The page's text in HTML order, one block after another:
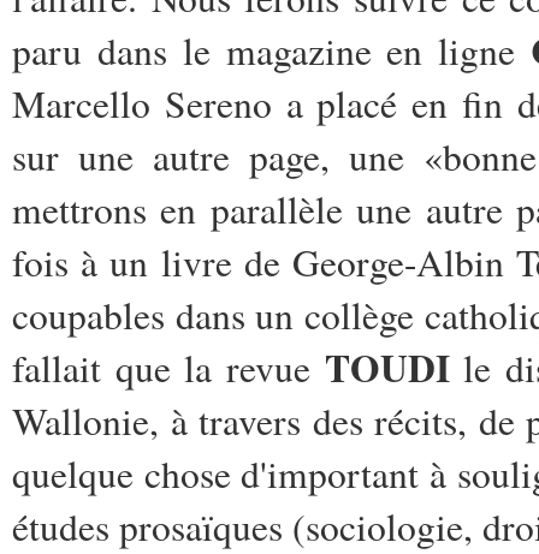
paru dans le magazine en ligne
Marcello Sereno a placé en fin
sur une autre page, une
mettrons en parallèle une autre
fois à un livre de George-Albin
coupables dans un collège
fallait que la revue TOUDIle
Wallonie, à travers des récits,
quelque chose d'important à
études prosaïques (sociologie,